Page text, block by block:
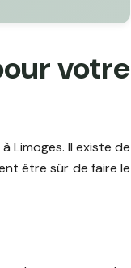
votre
Limoges. Il existe de
être sûr de faire le